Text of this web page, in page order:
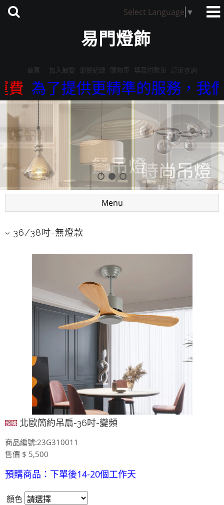
Select Language ▼
易門燈飾
首頁 加入最愛 瀏覽紀錄 購物車 填寫付款單 訂單查詢
為了提供更精準的服務，我們來
Menu
36/38吋-無燈款
北歐簡約吊扇-36吋-變頻
商品編號:23G310011
售價 $ 5,500
預購商品：下單後14-20個工作天
顏色